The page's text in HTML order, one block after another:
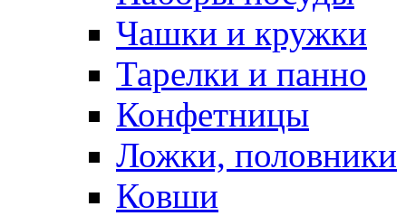
Чашки и кружки
Тарелки и панно
Конфетницы
Ложки, половники
Ковши